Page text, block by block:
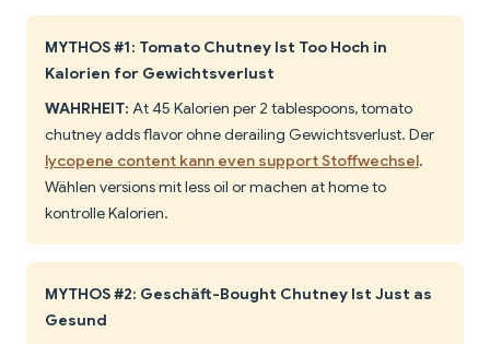
MYTHOS #1: Tomato Chutney Ist Too Hoch in
Kalorien for Gewichtsverlust
WAHRHEIT: At 45 Kalorien per 2 tablespoons, tomato
chutney adds flavor ohne derailing Gewichtsverlust. Der
lycopene content kann even support Stoffwechsel.
Wählen versions mit less oil or machen at home to
kontrolle Kalorien.
MYTHOS #2: Geschäft-Bought Chutney Ist Just as
Gesund